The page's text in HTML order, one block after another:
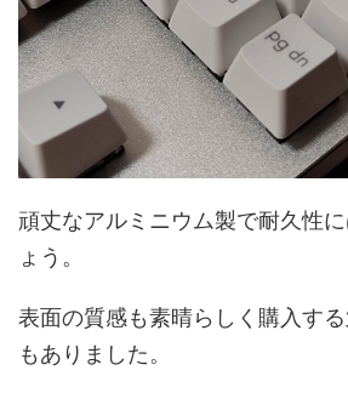
頑丈なアルミニウム製で耐久性
ょう。
表面の質感も素晴らしく購入する
もありました。